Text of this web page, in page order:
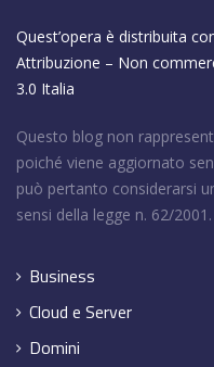
Quest’opera è distribuita
Attribuzione – Non
3.0 Italia
Questo blog non
poiché viene aggiornato
può pertanto considerarsi
sensi della legge n. 62/2001.
Business
Cloud e Server
Domini